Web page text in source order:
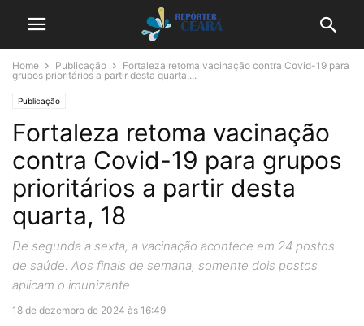
Home Publicação
Fortaleza retoma vacinação contra Covid-19 para
grupos prioritários a partir desta quarta,...
Publicação
Fortaleza retoma vacinação
contra Covid-19 para grupos
prioritários a partir desta
quarta, 18
De segunda a sexta, a vacinação acontece em 24 postos
de saúde. Aos finais de semana, somente dois postos
aplicam o imunizante
18 de dezembro de 2024 às 16:49